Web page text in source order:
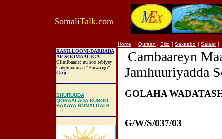
SomaliTalk.com
Home | Quraan | Siiro | Saxaabo | Salaat |
XASILLOONI-DARRADA
AF-SOOMAALIGA
Cilmibaaris: uu soo tebiyey
Cabdiraxmaan “Barwaaqo”
Guji
SHURUUDA
QORAALADA KUSOO
BAXAYA SOMALITALK
Cambaareyn
Jamhuuriyadda
GOLAHA
G/W/S/037/03